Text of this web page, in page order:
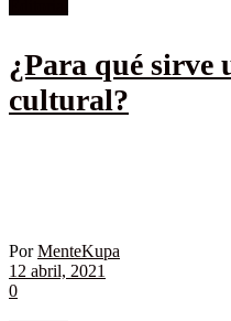
¿Para qué sirve
cultural?
Por MenteKupa
12 abril, 2021
0